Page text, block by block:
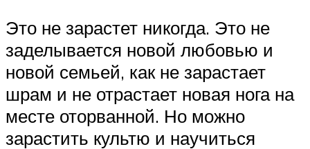
Это не зарастет никогда. Это не
заделывается новой любовью и
новой семьей, как не зарастает
шрам и не отрастает новая нога на
месте оторванной. Но можно
зарастить культю и научиться